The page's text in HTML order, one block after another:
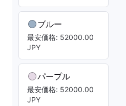
ブルー
最安価格: 52000.00
JPY
パープル
最安価格: 52000.00
JPY